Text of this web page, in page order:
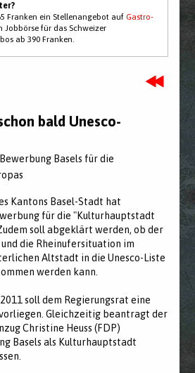
Franken ein Stellenangebot aufGastro-
Jobbörse für das Schweizer
ab 390 Franken.
bald Unesco-
Basels für die
Kantons Basel-Stadt hat
für die "Kulturhauptstadt
soll abgeklärt werden, ob der
die Rheinufersituation im
Altstadt in die Unesco-Liste
werden kann.
soll dem Regierungsrat eine
Gleichzeitig beantragt der
Christine Heuss (FDP)
Basels als Kulturhauptstadt